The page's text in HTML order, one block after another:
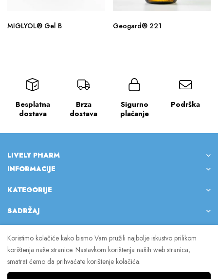
MIGLYOL® Gel B Geogard® 221
Besplatna
dostava
Brza
dostava
Sigurno
plaćanje
Podrška
LIVELY PHARM
INFORMACIJE
KATEGORIJE
SADRŽAJ
© 2023 Lively Pharm. Sva prava pridržana.
Koristimo kolačiće kako bismo Vam pružili najbolje iskustvo prilikom
korištenja naše stranice. Nastavkom korištenja naših web stranica,
smatrat ćemo da prihvaćate korištenje kolačića.